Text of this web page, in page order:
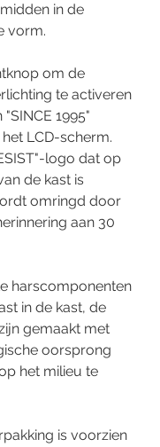
in de
vorm.
om de
te activeren
1995"
LCD-scherm.
logo dat op
de kast is
omringd door
aan 30
harscomponenten
in de kast, de
gemaakt met
oorsprong
het milieu te
is voorzien